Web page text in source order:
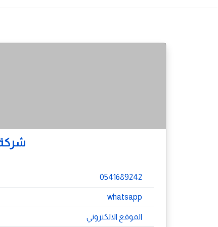
شركة
0541689242
whatsapp
الموقع الالكتروني